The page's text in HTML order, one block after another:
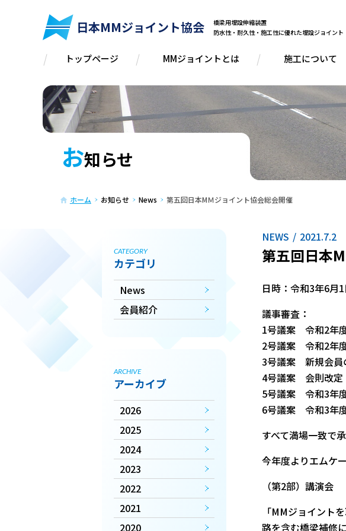
日本MMジョイント協会
橋梁用埋設伸縮装置
防水性・耐久性・施工性に優れた埋設ジョイント
トップページ MMジョイントとは 施工について
お知らせ
ホーム お知らせ News 第五回日本MＭジョイント協会総会開催
CATEGORY
カテゴリ
News
会員紹介
ARCHIVE
アーカイブ
2026
2025
2024
2023
2022
2021
2020
NEWS 2021.7.2
第五回日本
日時：令和3年6月
議事審査：
1号議案 令和2年
2号議案 令和2年
3号議案 新規会員
4号議案 会則改定
5号議案 令和3年
6号議案 令和3年
すべて満場一致で
今年度よりエムケ
（第2部）講演会
「MMジョイント
路を含む橋梁補修